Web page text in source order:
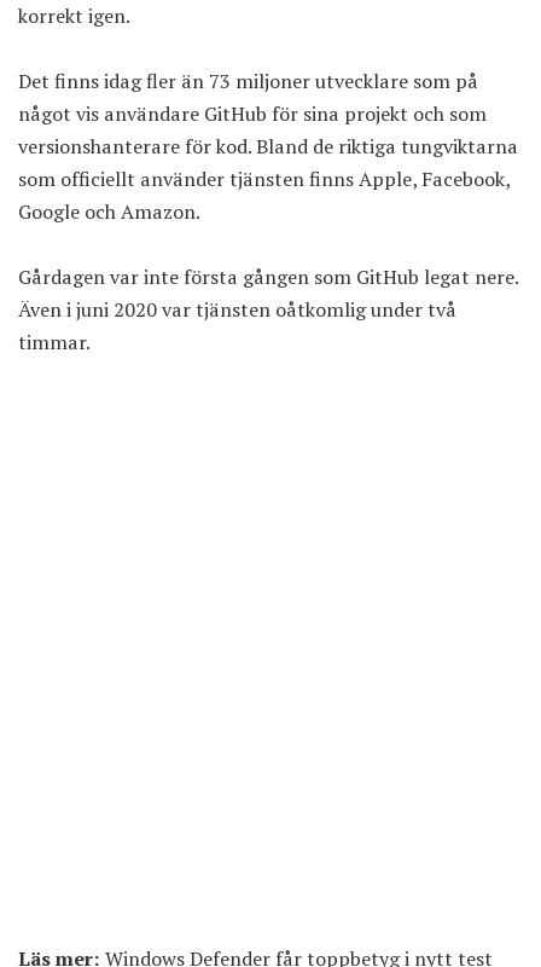
korrekt igen.
Det finns idag fler än 73 miljoner utvecklare som på
något vis användare GitHub för sina projekt och som
versionshanterare för kod. Bland de riktiga tungviktarna
som officiellt använder tjänsten finns Apple, Facebook,
Google och Amazon.
Gårdagen var inte första gången som GitHub legat nere.
Även i juni 2020 var tjänsten oåtkomlig under två
timmar.
Läs mer: Windows Defender får toppbetyg i nytt test